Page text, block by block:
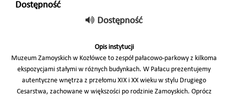
Dostępność
Dostępność
Opis instytucji
Muzeum Zamoyskich w Kozłówce to zespół pałacowo-parkowy z kilkoma
ekspozycjami stałymi w różnych budynkach. W Pałacu prezentujemy
autentyczne wnętrza z przełomu XIX i XX wieku w stylu Drugiego
Cesarstwa, zachowane w większości po rodzinie Zamoyskich. Oprócz